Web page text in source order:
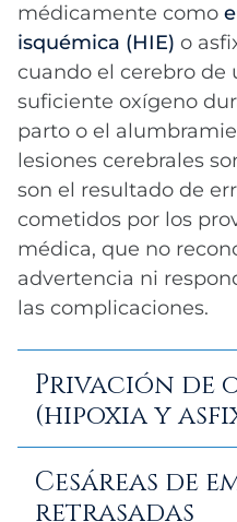
médicamente como
isquémica (HIE) o
cuando el cerebro de
suficiente oxígeno
parto o el
lesiones cerebrales
son el resultado de
cometidos por los
médica, que no
advertencia ni
las complicaciones.
Privación de
(hipoxia y
nacer es la falta de
Cesáreas de
retrasadas